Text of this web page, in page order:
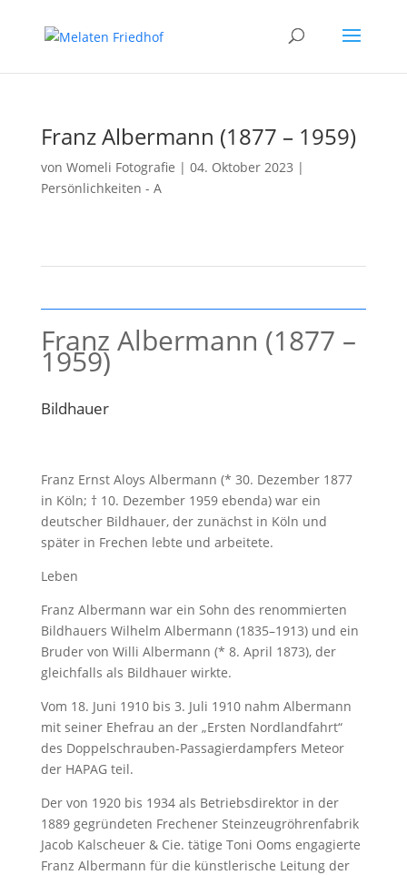
Franz Albermann (1877 – 1959)
von Womeli Fotografie | 04. Oktober 2023 |
Persönlichkeiten - A
Franz Albermann (1877 –
1959)
Bildhauer
Franz Ernst Aloys Albermann (* 30. Dezember 1877
in Köln; † 10. Dezember 1959 ebenda) war ein
deutscher Bildhauer, der zunächst in Köln und
später in Frechen lebte und arbeitete.
Leben
Franz Albermann war ein Sohn des renommierten
Bildhauers Wilhelm Albermann (1835–1913) und ein
Bruder von Willi Albermann (* 8. April 1873), der
gleichfalls als Bildhauer wirkte.
Vom 18. Juni 1910 bis 3. Juli 1910 nahm Albermann
mit seiner Ehefrau an der „Ersten Nordlandfahrt“
des Doppelschrauben-Passagierdampfers Meteor
der HAPAG teil.
Der von 1920 bis 1934 als Betriebsdirektor in der
1889 gegründeten Frechener Steinzeugröhrenfabrik
Jacob Kalscheuer & Cie. tätige Toni Ooms engagierte
Franz Albermann für die künstlerische Leitung der